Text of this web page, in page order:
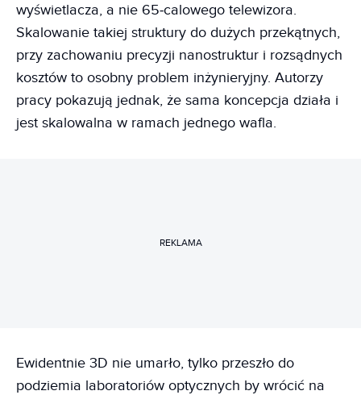
wyświetlacza, a nie 65‑calowego telewizora.
Skalowanie takiej struktury do dużych przekątnych,
przy zachowaniu precyzji nanostruktur i rozsądnych
kosztów to osobny problem inżynieryjny. Autorzy
pracy pokazują jednak, że sama koncepcja działa i
jest skalowalna w ramach jednego wafla.
REKLAMA
Ewidentnie 3D nie umarło, tylko przeszło do
podziemia laboratoriów optycznych by wrócić na